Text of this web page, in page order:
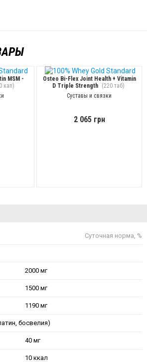
MSM -
кап)
Osteo Bi-Flex Joint Health + Vitamin
D Triple Strength
(220 таб)
Суставы и связки
2 065 грн
Суточная норма, %
2000 мг
1500 мг
1190 мг
босвелия)
40 мг
10 ккал